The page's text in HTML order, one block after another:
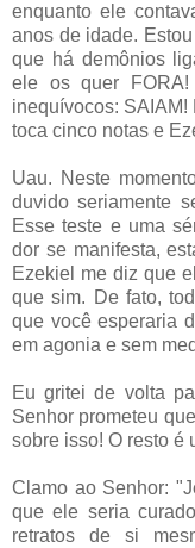
enquanto ele
anos de idade.
que há demônios
ele os quer
inequívocos: SAIAM!
toca cinco notas e
Uau. Neste
duvido seriamente
Esse teste e uma
dor se manifesta,
Ezekiel me diz que
que sim. De fato,
que você esperaria
em agonia e sem
Eu gritei de volta
Senhor prometeu
sobre isso! O resto é
Clamo ao Senhor:
que ele seria
retratos de si